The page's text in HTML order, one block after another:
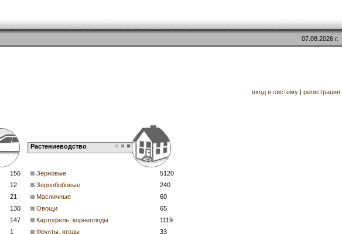
07.08.2026 г.
вход в систему | регистрация
156
12
21
130
147
1
Растениеводство
Зерновые
5120
Зернобобовые
240
Масличные
60
Овощи
65
Картофель, корнеплоды
1119
Фрукты, ягоды
33